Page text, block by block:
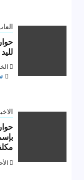
الخميس,
الأحد, 23